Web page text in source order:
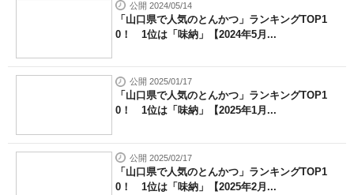
公開 2024/05/14
「山口県で人気のとんかつ」ランキングTOP1
0！ 1位は「味納」【2024年5月...
公開 2025/01/17
「山口県で人気のとんかつ」ランキングTOP1
0！ 1位は「味納」【2025年1月...
公開 2025/02/17
「山口県で人気のとんかつ」ランキングTOP1
0！ 1位は「味納」【2025年2月...